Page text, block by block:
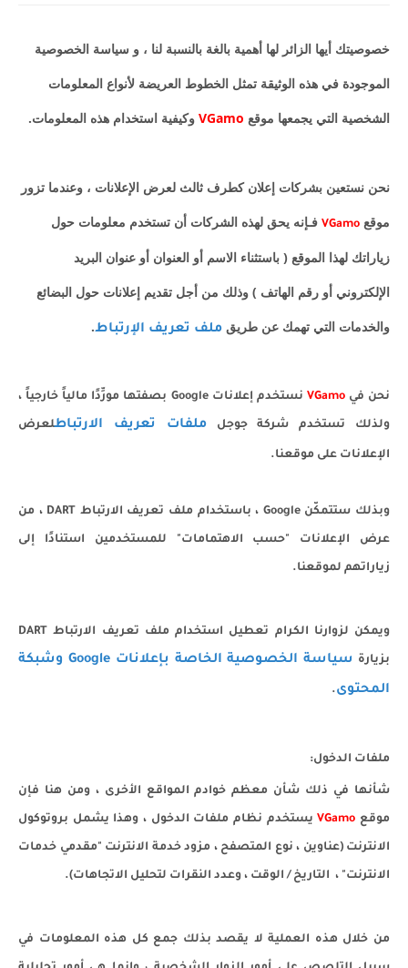
خصوصيتك أيها الزائر لها أهمية بالغة بالنسبة لنا ، و سياسة الخصوصية
الموجودة في هذه الوثيقة تمثل الخطوط العريضة لأنواع المعلومات
الشخصية التي يجمعها موقع VGamo وكيفية استخدام هذه المعلومات.
نحن نستعين بشركات إعلان كطرف ثالث لعرض الإعلانات ، وعندما تزور
موقع VGamo فـإنه يحق لهذه الشركات أن تستخدم معلومات حول
زياراتك لهذا الموقع ( باستثناء الاسم أو العنوان أو عنوان البريد
الإلكتروني أو رقم الهاتف ) وذلك من أجل تقديم إعلانات حول البضائع
والخدمات التي تهمك عن طريق ملف تعريف الإرتباط.
نحن فيVGamo نستخدم إعلانات Google بصفتها مورِّدًا مالياً خارجياً ،
ولذلك تستخدم شركة جوجلملفات تعريف الارتباطلعرض
الإعلانات على موقعنا.
وبذلك ستتمكّن Google ، باستخدام ملف تعريف الارتباط DART ، من
عرض الإعلانات "حسب الاهتمامات" للمستخدمين استنادًا إلى
زياراتهم لموقعنا.
ويمكن لزوارنا الكرام تعطيل استخدام ملف تعريف الارتباط DART
بزيارة سياسة الخصوصية الخاصة بإعلانات Google وشبكة
المحتوى.
ملفات الدخول:
شأنها في ذلك شأن معظم خوادم المواقع الأخرى ، ومن هنا فإن
موقع VGamo يستخدم نظام ملفات الدخول ، وهذا يشمل بروتوكول
الانترنت (عناوين ، نوع المتصفح ، مزود خدمة الانترنت "مقدمي خدمات
الانترنت" ، التاريخ / الوقت ، وعدد النقرات لتحليل الاتجاهات).
من خلال هذه العملية لا يقصد بذلك جمع كل هذه المعلومات في